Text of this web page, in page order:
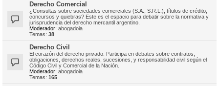
Derecho Comercial
¿Consultas sobre sociedades comerciales (S.A., S.R.L.), títulos de crédito,
concursos y quiebras? Este es el espacio para debatir sobre la normativa y
jurisprudencia del derecho mercantil argentino.
Moderador: abogadoia
Temas: 38
Derecho Civil
El corazón del derecho privado. Participa en debates sobre contratos,
obligaciones, derechos reales, sucesiones, y responsabilidad civil según el
Código Civil y Comercial de la Nación.
Moderador: abogadoia
Temas: 165